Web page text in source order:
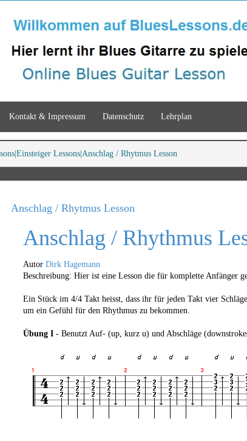
Kontakt & Impressum Datenschutz Lehrplan
Einsteiger Lessons Anschlag / Rhytmus Lesson
Anschlag / Rhytmus Lesson
Anschlag / Rhythmus
Autor Dirk Hagemann
Beschreibung: Hier ist eine Lesson die für komplette Anfänger
Ein Stück im 4/4 Takt heisst, dass ihr für jeden Takt vier
um ein Gefühl für den Rhythmus zu bekommen.
Übung I- Benutzt Auf- (up, kurz u) und Abschläge